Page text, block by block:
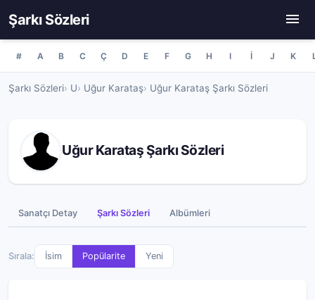
Şarkı Sözleri
# A B C Ç D E F G H I İ J K
Şarkı Sözleri U Uğur Karataş Uğur Karataş Şarkı Sözleri
Uğur Karataş Şarkı Sözleri
Sanatçı Detay Şarkı Sözleri Albümleri
Sırala: İsim Popülarite Yeni